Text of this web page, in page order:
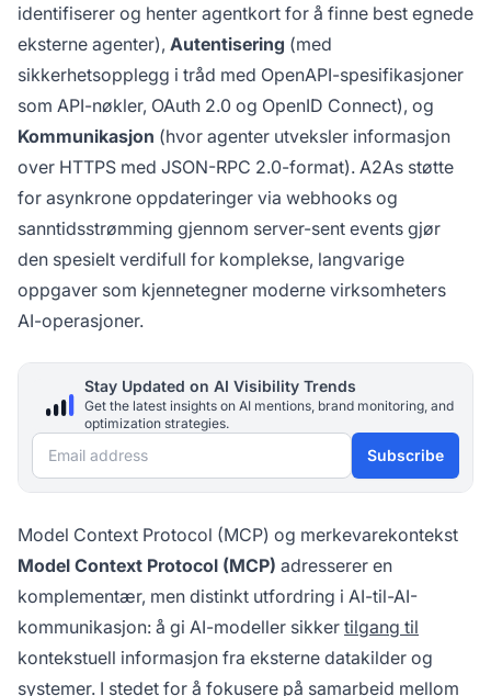
identifiserer og henter agentkort for å finne best egnede
eksterne agenter), Autentisering (med
sikkerhetsopplegg i tråd med OpenAPI-spesifikasjoner
som API-nøkler, OAuth 2.0 og OpenID Connect), og
Kommunikasjon (hvor agenter utveksler informasjon
over HTTPS med JSON-RPC 2.0-format). A2As støtte
for asynkrone oppdateringer via webhooks og
sanntidsstrømming gjennom server-sent events gjør
den spesielt verdifull for komplekse, langvarige
oppgaver som kjennetegner moderne virksomheters
AI-operasjoner.
Stay Updated on AI Visibility Trends
Get the latest insights on AI mentions, brand monitoring, and
optimization strategies.
Email address Subscribe
Model Context Protocol (MCP) og merkevarekontekst
Model Context Protocol (MCP) adresserer en
komplementær, men distinkt utfordring i AI-til-AI-
kommunikasjon: å gi AI-modeller sikker tilgang til
kontekstuell informasjon fra eksterne datakilder og
systemer. I stedet for å fokusere på samarbeid mellom